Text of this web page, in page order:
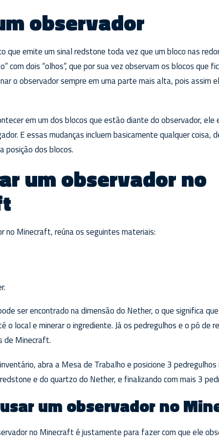
observador
que emite um sinal redstone toda vez que um bloco nas
com dois “olhos”, que por sua vez observam os blocos que
o observador sempre em uma parte mais alta, pois assim
em um dos blocos que estão diante do observador,
E essas mudanças incluem basicamente qualquer coisa,
posição dos blocos.
um observador no
no Minecraft, reúna os seguintes materiais:
ser encontrado na dimensão do Nether, o que significa
o local e minerar o ingrediente. Já os pedregulhos e o pó de
de Minecraft.
abra a Mesa de Trabalho e posicione 3
e do quartzo do Nether, e finalizando com mais 3
um observador no
no Minecraft é justamente para fazer com que ele